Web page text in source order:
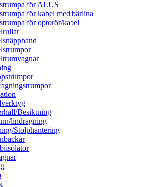
för ALUS
för kabel med bärlina
för optorör/kabel
Besiktning
lindragning
Stolphantering